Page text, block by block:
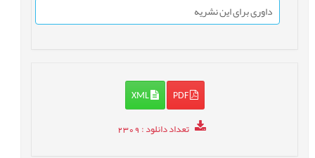
داوری برای این نشریه
PDF
XML
تعداد دانلود: 2309